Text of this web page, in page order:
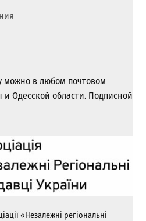
можно в любом почтовом
и Одесской области. Подписной
«Незалежні регіональні